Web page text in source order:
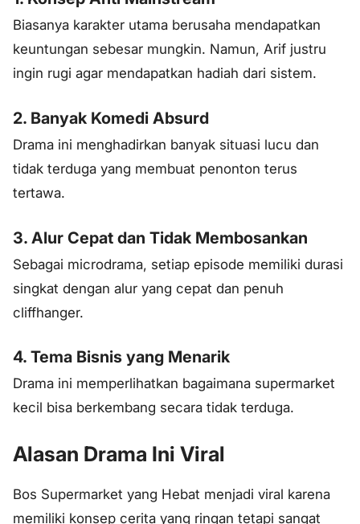
Biasanya karakter utama berusaha mendapatkan
keuntungan sebesar mungkin. Namun, Arif justru
ingin rugi agar mendapatkan hadiah dari sistem.
2. Banyak Komedi Absurd
Drama ini menghadirkan banyak situasi lucu dan
tidak terduga yang membuat penonton terus
tertawa.
3. Alur Cepat dan Tidak Membosankan
Sebagai microdrama, setiap episode memiliki durasi
singkat dengan alur yang cepat dan penuh
cliffhanger.
4. Tema Bisnis yang Menarik
Drama ini memperlihatkan bagaimana supermarket
kecil bisa berkembang secara tidak terduga.
Alasan Drama Ini Viral
Bos Supermarket yang Hebat menjadi viral karena
memiliki konsep cerita yang ringan tetapi sangat